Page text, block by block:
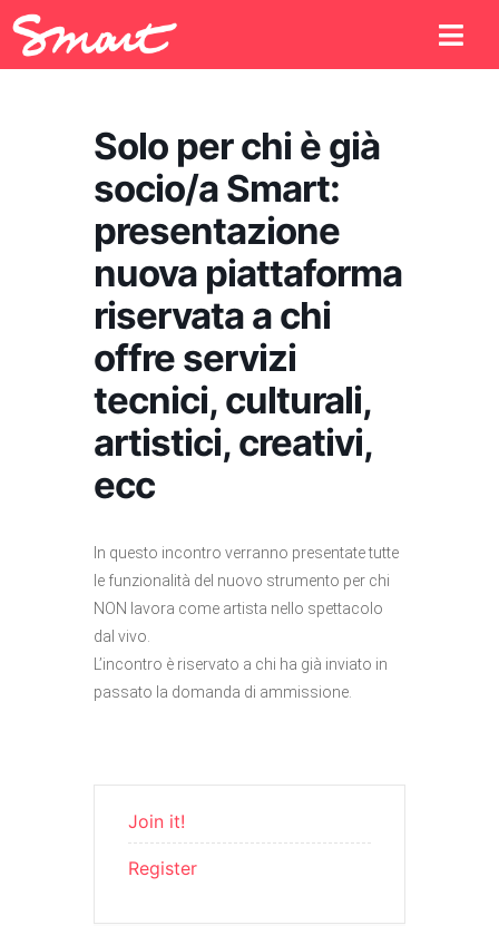
Solo per chi è già
socio/a Smart:
presentazione
nuova piattaforma
riservata a chi
offre servizi
tecnici, culturali,
artistici, creativi,
ecc
In questo incontro verranno presentate tutte
le funzionalità del nuovo strumento per chi
NON lavora come artista nello spettacolo
dal vivo.
L’incontro è riservato a chi ha già inviato in
passato la domanda di ammissione.
Join it!
Register